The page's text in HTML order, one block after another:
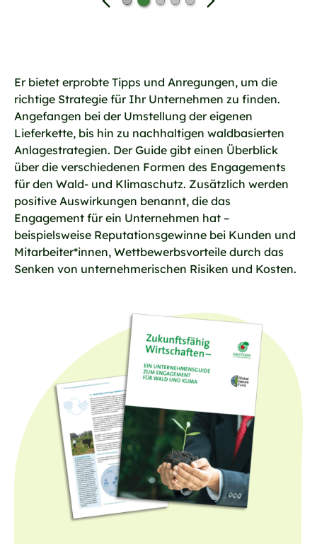
Previous Next
Er bietet erprobte Tipps und Anregungen, um die
richtige Strategie für Ihr Unternehmen zu finden.
Angefangen bei der Umstellung der eigenen
Lieferkette, bis hin zu nachhaltigen waldbasierten
Anlagestrategien. Der Guide gibt einen Überblick
über die verschiedenen Formen des Engagements
für den Wald- und Klimaschutz. Zusätzlich werden
positive Auswirkungen benannt, die das
Engagement für ein Unternehmen hat –
beispielsweise Reputationsgewinne bei Kunden und
Mitarbeiter*innen, Wettbewerbsvorteile durch das
Senken von unternehmerischen Risiken und Kosten.